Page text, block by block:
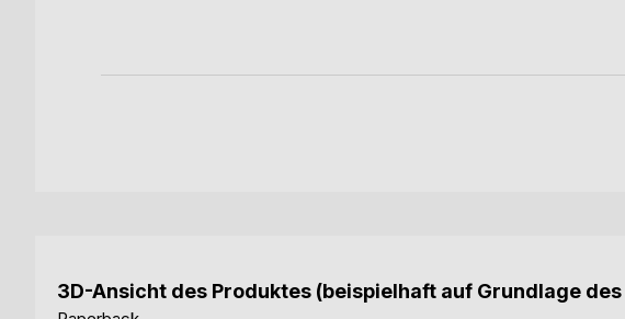
3D-Ansicht des Produktes (beispielhaft auf Grundlage